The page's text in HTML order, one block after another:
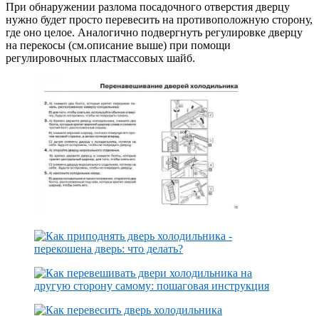
При обнаружении разлома посадочного отверстия дверцу
нужно будет просто перевесить на противоположную сторону,
где оно целое. Аналогично подвергнуть регулировке дверцу
на перекосы (см.описание выше) при помощи
регулировочных пластмассовых шайб.